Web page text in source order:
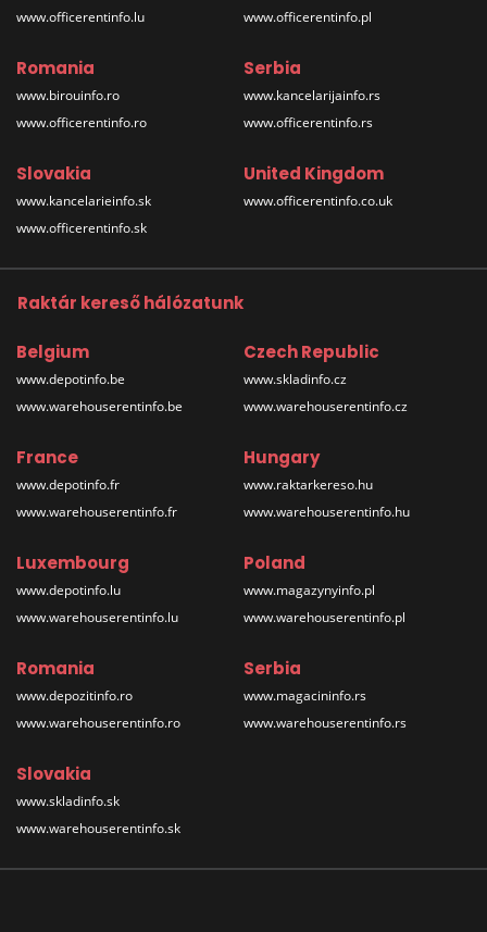
www.officerentinfo.lu
www.officerentinfo.pl
Romania
www.birouinfo.ro
www.officerentinfo.ro
Serbia
www.kancelarijainfo.rs
www.officerentinfo.rs
Slovakia
www.kancelarieinfo.sk
www.officerentinfo.sk
United Kingdom
www.officerentinfo.co.uk
Raktár kereső hálózatunk
Belgium
www.depotinfo.be
www.warehouserentinfo.be
Czech Republic
www.skladinfo.cz
www.warehouserentinfo.cz
France
www.depotinfo.fr
www.warehouserentinfo.fr
Hungary
www.raktarkereso.hu
www.warehouserentinfo.hu
Luxembourg
www.depotinfo.lu
www.warehouserentinfo.lu
Poland
www.magazynyinfo.pl
www.warehouserentinfo.pl
Romania
www.depozitinfo.ro
www.warehouserentinfo.ro
Serbia
www.magacininfo.rs
www.warehouserentinfo.rs
Slovakia
www.skladinfo.sk
www.warehouserentinfo.sk